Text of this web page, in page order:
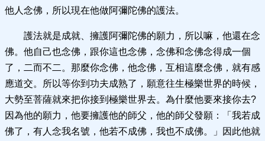
他人念佛，所以現在他做阿彌陀佛的護法。
護法就是成就、擁護阿彌陀佛的願力，所以嘛，他還在念
佛。他自己也念佛，跟你這也念佛，念佛和念佛念得成一個
了，二而不二。那麼你念佛，他念佛，互相這麼念佛，就有感
應道交。所以等你到功夫成熟了，願意往生極樂世界的時候，
大勢至菩薩就來把你接到極樂世界去。為什麼他要來接你去?
因為他的願力，他要擁護他的師父，他的師父發願：「我若成
佛了，有人念我名號，他若不成佛，我也不成佛。」因此他就